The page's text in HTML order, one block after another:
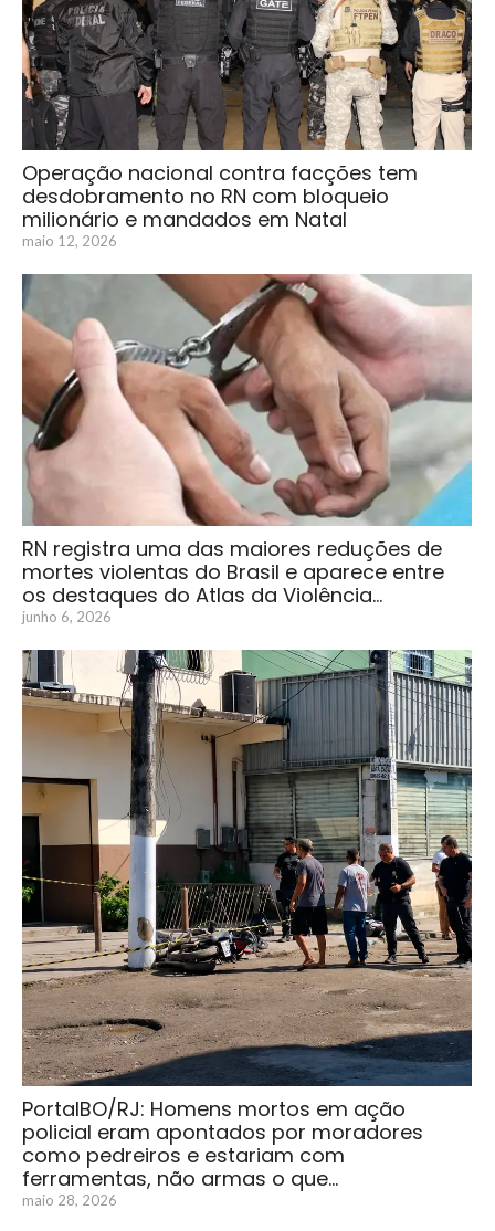
Operação nacional contra facções tem
desdobramento no RN com bloqueio
milionário e mandados em Natal
maio 12, 2026
RN registra uma das maiores reduções de
mortes violentas do Brasil e aparece entre
os destaques do Atlas da Violência…
junho 6, 2026
PortalBO/RJ: Homens mortos em ação
policial eram apontados por moradores
como pedreiros e estariam com
ferramentas, não armas o que…
maio 28, 2026